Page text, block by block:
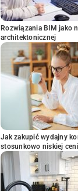
Rozwiązania BIM jako
architektonicznej
Jak zakupić wydajny
stosunkowo niskiej